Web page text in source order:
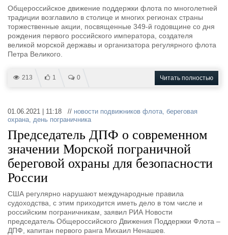
Общероссийское движение поддержки флота по многолетней
традиции возглавило в столице и многих регионах страны
торжественные акции, посвященные 349-й годовщине со дня
рождения первого российского императора, создателя
великой морской державы и организатора регулярного флота
Петра Великого.
213 1 0 Читать полностью
01.06.2021 | 11:18 // новости подвижников флота, береговая
охрана, день пограничника
Председатель ДПФ о современном
значении Морской пограничной
береговой охраны для безопасности
России
США регулярно нарушают международные правила
судоходства, с этим приходится иметь дело в том числе и
российским пограничникам, заявил РИА Новости
председатель Общероссийского Движения Поддержки Флота –
ДПФ, капитан первого ранга Михаил Ненашев.